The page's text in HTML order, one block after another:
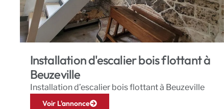
Installation d'escalier bois flottant à
Beuzeville
Installation d’escalier bois flottant à Beuzeville
Voir L'annonce